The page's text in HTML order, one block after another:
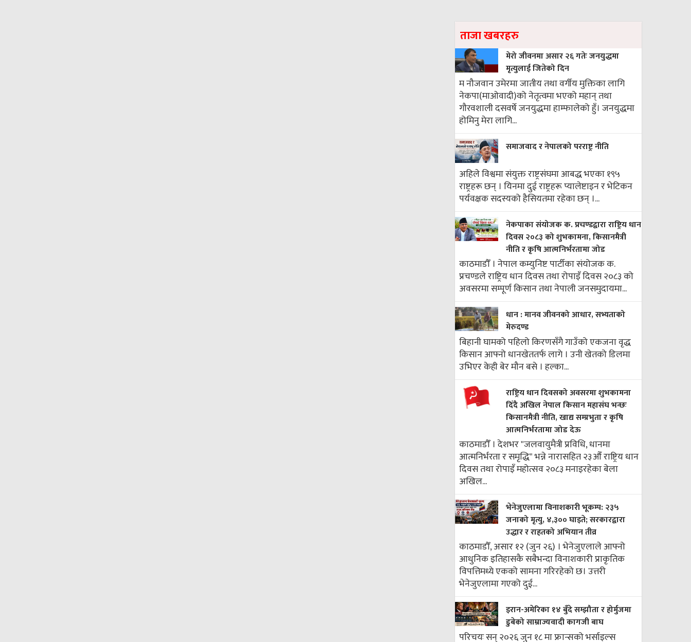
ताजा खबरहरु
मेरो जीवनमा असार २६ गतेः जनयुद्धमा
मृत्युलाई जितेको दिन
म नौजवान उमेरमा जातीय तथा वर्गीय मुक्तिका लागि
नेकपा(माओवादी)को नेतृत्वमा भएको महान् तथा
गौरवशाली दसवर्षे जनयुद्धमा हाम्फालेको हुँ। जनयुद्धमा
होमिनु मेरा लागि...
समाजवाद र नेपालको परराष्ट्र नीति
अहिले विश्वमा संयुक्त राष्ट्रसंघमा आबद्ध भएका १९५
राष्ट्रहरू छन् । यिनमा दुई राष्ट्रहरू प्यालेष्टाइन र भेटिकन
पर्यवक्षक सदस्यको हैसियतमा रहेका छन् ।...
नेकपाका संयोजक क. प्रचण्डद्वारा राष्ट्रिय धान
दिवस २०८३ को शुभकामना, किसानमैत्री
नीति र कृषि आत्मनिर्भरतामा जोड
काठमाडौँ । नेपाल कम्युनिष्ट पार्टीका संयोजक क.
प्रचण्डले राष्ट्रिय धान दिवस तथा रोपाइँ दिवस २०८३ को
अवसरमा सम्पूर्ण किसान तथा नेपाली जनसमुदायमा...
धान : मानव जीवनको आधार, सभ्यताको
मेरुदण्ड
बिहानी घामको पहिलो किरणसँगै गाउँको एकजना वृद्ध
किसान आफ्नो धानखेततर्फ लागे । उनी खेतको डिलमा
उभिएर केही बेर मौन बसे । हल्का...
राष्ट्रिय धान दिवसको अवसरमा शुभकामना
दिँदै अखिल नेपाल किसान महासंघ भन्छः
किसानमैत्री नीति, खाद्य सम्प्रभुता र कृषि
आत्मनिर्भरतामा जोड देऊ
काठमाडौँ । देशभर "जलवायुमैत्री प्रविधि, धानमा
आत्मनिर्भरता र समृद्धि" भन्ने नारासहित २३औँ राष्ट्रिय धान
दिवस तथा रोपाइँ महोत्सव २०८३ मनाइरहेका बेला
अखिल...
भेनेजुएलामा विनाशकारी भूकम्प: २३५
जनाको मृत्यु, ४,३०० घाइते; सरकारद्वारा
उद्धार र राहतको अभियान तीव्र
काठमाडौँ, असार १२ (जुन २६) । भेनेजुएलाले आफ्नो
आधुनिक इतिहासकै सबैभन्दा विनाशकारी प्राकृतिक
विपत्तिमध्ये एकको सामना गरिरहेको छ। उत्तरी
भेनेजुएलामा गएको दुई...
इरान-अमेरिका १४ बुँदे सम्झौता र होर्मुजमा
डुबेको साम्राज्यवादी कागजी बाघ
परिचयः सन् २०२६ जुन १८ मा फ्रान्सको भर्साइल्स